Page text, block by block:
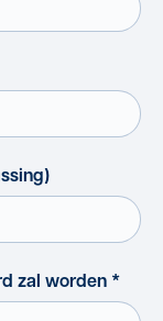
zal worden *